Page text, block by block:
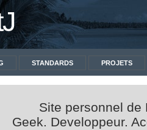
STANDARDS PROJETS
Site personnel de
Geek. Developpeur.